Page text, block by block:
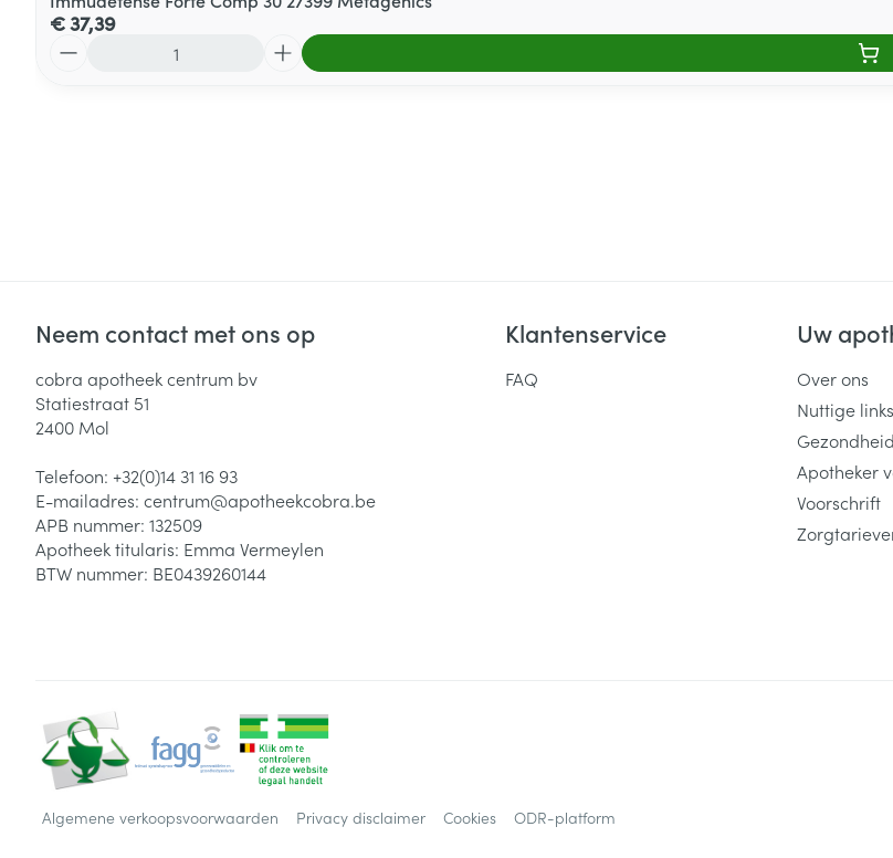
€ 37,39
Neem contact met ons op
cobra apotheek centrum bv
Statiestraat 51
2400 Mol
Telefoon: +32(0)14 31 16 93
E-mailadres: centrum@apotheekcobra.be
APB nummer: 132509
Apotheek titularis: Emma Vermeylen
BTW nummer: BE0439260144
Klantenservice
FAQ
Uw
Over ons
Nuttige links
Apotheker
Voorschrift
Algemene verkoopsvoorwaarden Privacy disclaimer Cookies ODR-platform